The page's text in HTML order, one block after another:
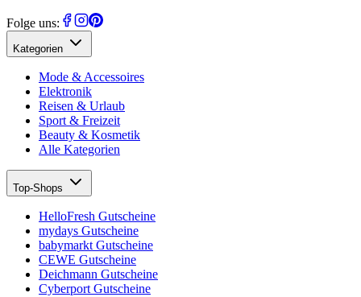
Folge uns:
Kategorien
Mode & Accessoires
Elektronik
Reisen & Urlaub
Sport & Freizeit
Beauty & Kosmetik
Alle Kategorien
Top-Shops
HelloFresh Gutscheine
mydays Gutscheine
babymarkt Gutscheine
CEWE Gutscheine
Deichmann Gutscheine
Cyberport Gutscheine